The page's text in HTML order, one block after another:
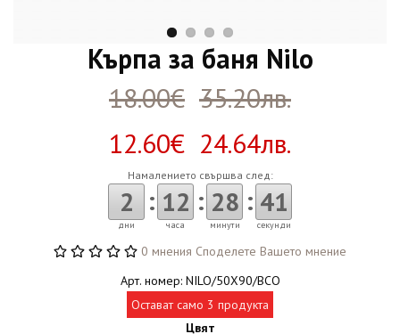
Кърпа за баня Nilo
18.00€ 35.20лв.
12.60€ 24.64лв.
Намалението свършва след:
2
дни
: 12
часа
: 28
минути
: 40
секунди
0 мнения Споделете Вашето мнение
Арт. номер: NILO/50X90/BCO
Остават само 3 продукта
Цвят